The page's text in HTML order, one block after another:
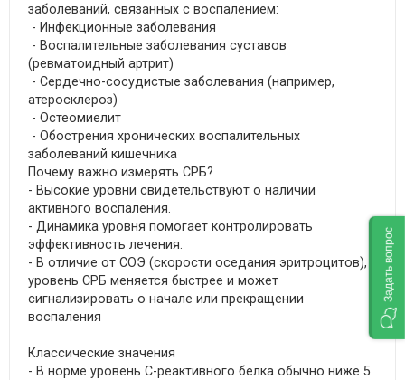
заболеваний, связанных с воспалением:
- Инфекционные заболевания
- Воспалительные заболевания суставов
(ревматоидный артрит)
- Сердечно-сосудистые заболевания (например,
атеросклероз)
- Остеомиелит
- Обострения хронических воспалительных
заболеваний кишечника
Почему важно измерять СРБ?
- Высокие уровни свидетельствуют о наличии
активного воспаления.
- Динамика уровня помогает контролировать
эффективность лечения.
- В отличие от СОЭ (скорости оседания эритроцитов),
уровень СРБ меняется быстрее и может
сигнализировать о начале или прекращении
воспаления
Классические значения
- В норме уровень С-реактивного белка обычно ниже 5
Задать вопрос